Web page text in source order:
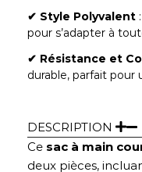
✔︎ Style Polyvalent
pour s’adapter à
✔︎ Résistance et
durable, parfait pour
DESCRIPTION
Ce sac à main
deux pièces,